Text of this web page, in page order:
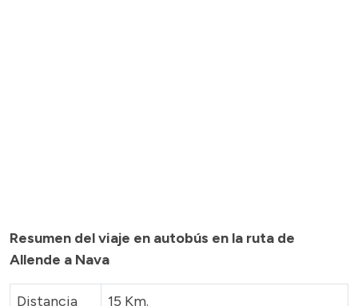
Resumen del viaje en autobús en la ruta de
Allende a Nava
Distancia
15 Km.